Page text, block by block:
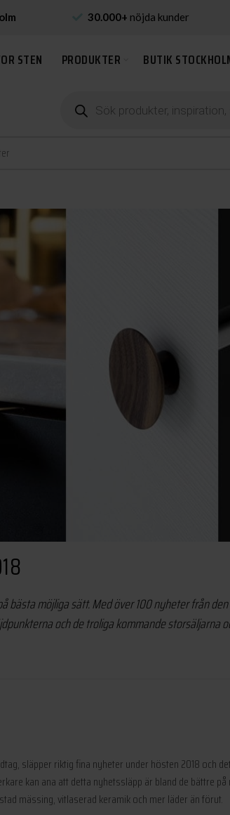
STEN PRODUKTER BUTIK
bästa möjliga sätt. Med över 100 nyheter från
och de troliga kommande
släpper riktig fina nyheter under hösten 2018 och
kan ana att detta nyhetssläpp är bland de bättre
mässing, vitlaserad keramik och mer läder än förut.
30.000+ nöjda kunder